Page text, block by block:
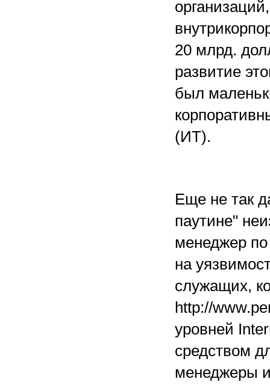
20 млрд.
развитие
был
(ИТ).
Еще не так
паутине"
менеджер по
на
служащих,
http://
уровней
средством
менеджеры